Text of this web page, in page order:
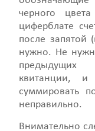
черного
циферблате
после запятой
нужно. Не
квитанции,
суммировать
неправильно.
Внимательно